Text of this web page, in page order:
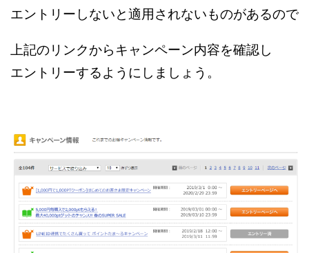
エントリーしないと適用されないものがあるので
上記のリンクからキャンペーン内容を確認し
エントリーするようにしましょう。